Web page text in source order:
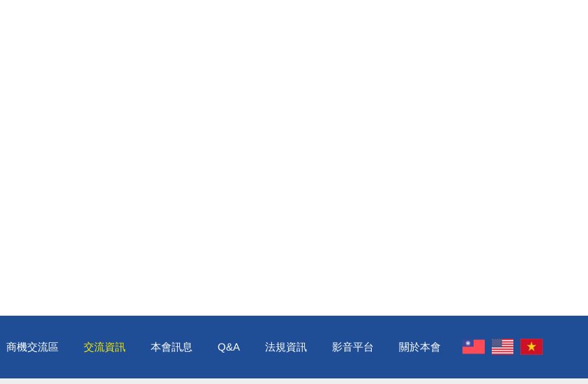
商機交流區 交流資訊 本會訊息 Q&A 法規資訊 影音平台 關於本會